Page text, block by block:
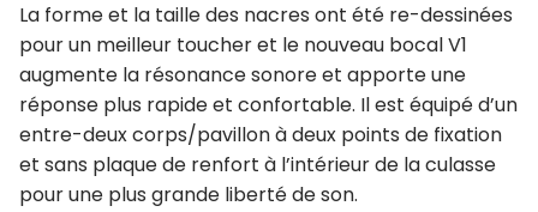
La forme et la taille des nacres ont été re-dessinées
pour un meilleur toucher et le nouveau bocal V1
augmente la résonance sonore et apporte une
réponse plus rapide et confortable. Il est équipé d’un
entre-deux corps/pavillon à deux points de fixation
et sans plaque de renfort à l’intérieur de la culasse
pour une plus grande liberté de son.